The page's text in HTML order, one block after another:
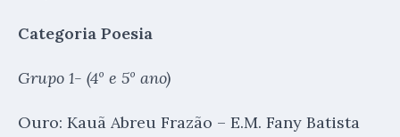
Categoria Poesia
Grupo 1- (4º e 5º ano)
Ouro: Kauã Abreu Frazão – E.M. Fany Batista